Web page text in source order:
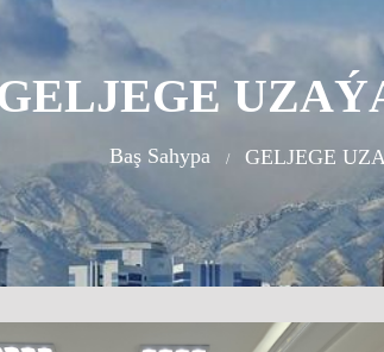
Baş Sahypa GELJEGE